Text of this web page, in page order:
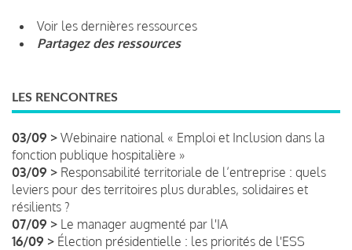
Voir les dernières ressources
Partagez des ressources
LES RENCONTRES
03/09 > Webinaire national « Emploi et Inclusion dans la
fonction publique hospitalière »
03/09 > Responsabilité territoriale de l’entreprise : quels
leviers pour des territoires plus durables, solidaires et
résilients ?
07/09 > Le manager augmenté par l'IA
16/09 > Élection présidentielle : les priorités de l'ESS